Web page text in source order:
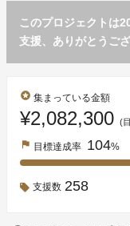
このプロジェクトは
支援、ありがとうござ
stars 集まっている金額
¥2,082,300 (
flag 目標達成率 104%
支援数 258